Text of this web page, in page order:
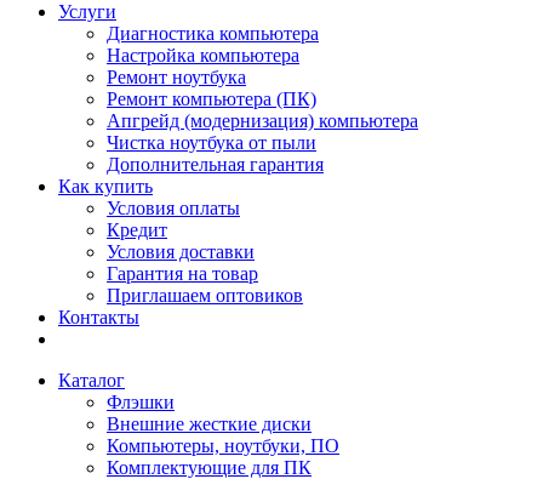
Услуги
Диагностика компьютера
Настройка компьютера
Ремонт ноутбука
Ремонт компьютера (ПК)
Апгрейд (модернизация) компьютера
Чистка ноутбука от пыли
Дополнительная гарантия
Как купить
Условия оплаты
Кредит
Условия доставки
Гарантия на товар
Приглашаем оптовиков
Контакты
Каталог
Флэшки
Внешние жесткие диски
Компьютеры, ноутбуки, ПО
Комплектующие для ПК